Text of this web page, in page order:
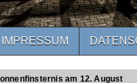
IMPRESSUM
am 12. August 03-08-